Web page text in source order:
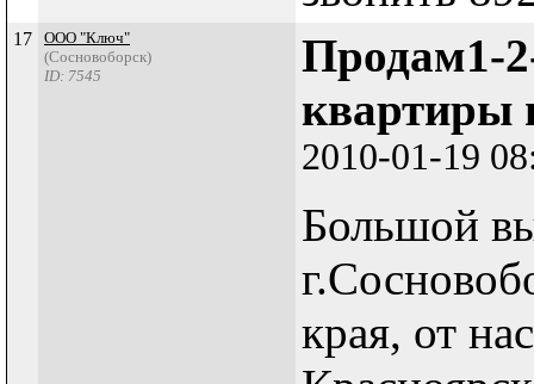
17
ООО "Ключ"
(Сосновоборск)
ID: 7545
Продам1-
квартиры
2010-01-19
Большой
края, от